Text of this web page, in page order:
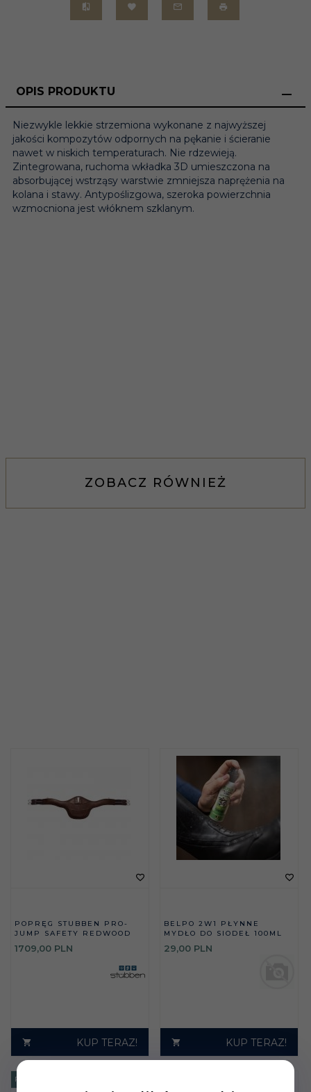
OPIS PRODUKTU
Niezwykle lekkie strzemiona wykonane z najwyższej
jakości kompozytów odpornych na pękanie i ścieranie
nawet w niskich temperaturach. Nie rdzewieją.
Zintegrowana, ruchoma wkładka 3D umieszczona na
absorbującej wstrząsy warstwie zmniejsza naprężenia na
kolana i stawy. Antypoślizgowa, szeroka powierzchnia
wzmocniona jest włóknem szklanym.
ZOBACZ RÓWNIEŻ
POPRĘG STUBBEN PRO-
JUMP SAFETY REDWOOD
1709,00 PLN
KUP TERAZ!
BELPO 2W1 PŁYNNE
MYDŁO DO SIODEŁ 100ML
29,00 PLN
KUP TERAZ!
PROMOCJA